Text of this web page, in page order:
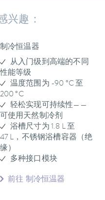
兴趣：
制冷恒温器
从入门级到高端的不同
性能等级
温度范围为 -90 °C 至
200 °C
轻松实现可持续性——
可使用天然制冷剂
浴槽尺寸为 1.8 L 至
47 L，不锈钢浴槽容器（绝
缘）
多种接口模块
前往 制冷恒温器